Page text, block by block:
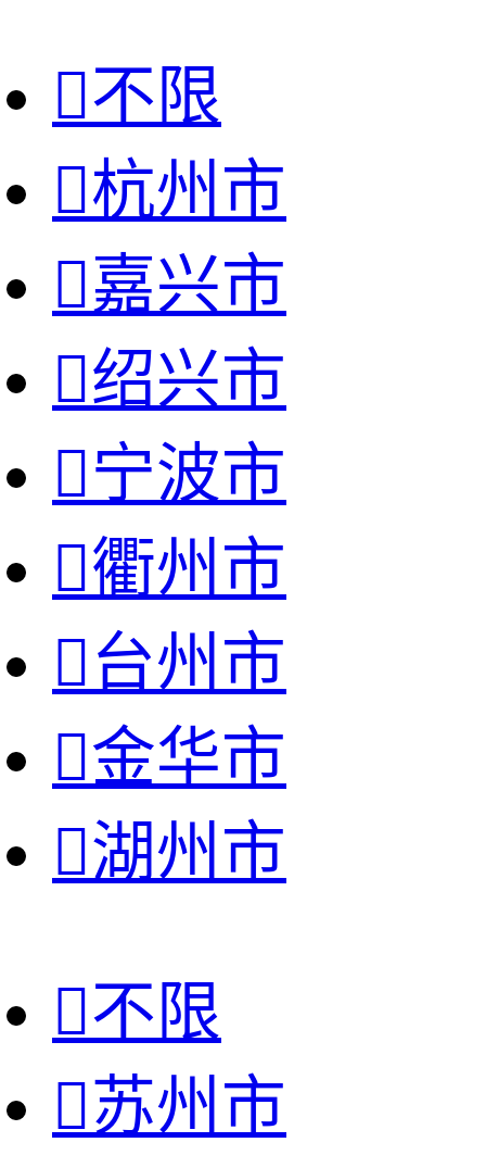
不限
杭州市
嘉兴市
绍兴市
宁波市
衢州市
台州市
金华市
湖州市
不限
苏州市